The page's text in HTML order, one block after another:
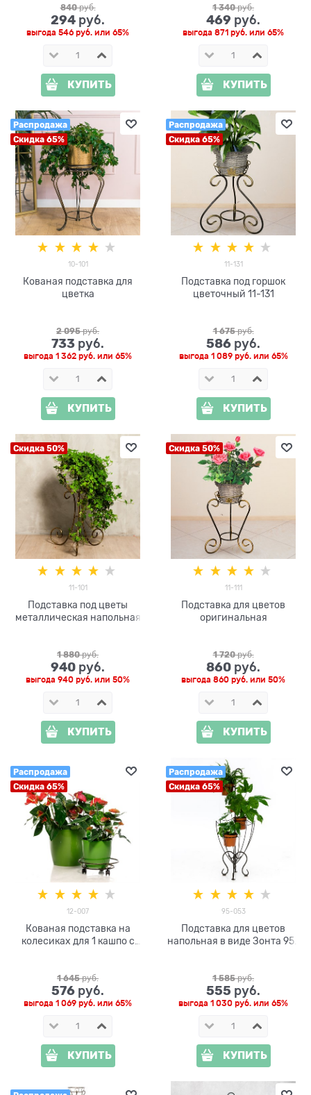
840 руб.
294 руб.
выгода 546 руб. или 65%
КУПИТЬ
1 340 руб.
469 руб.
выгода 871 руб. или 65%
КУПИТЬ
Распродажа
Скидка 65%
10-101
Кованая подставка для
цветка
2 095 руб.
733 руб.
выгода 1 362 руб. или 65%
КУПИТЬ
Распродажа
Скидка 65%
11-131
Подставка под горшок
цветочный 11-131
1 675 руб.
586 руб.
выгода 1 089 руб.или 65%
КУПИТЬ
Скидка 50%
11-101
Подставка под цветы
металлическая напольная
1 880 руб.
940 руб.
выгода 940 руб. или 50%
КУПИТЬ
Скидка 50%
11-111
Подставка для цветов
оригинальная
1 720 руб.
860 руб.
выгода 860 руб. или 50%
КУПИТЬ
Распродажа
Скидка 65%
12-007
Кованая подставка на
колесиках для 1 кашпо с
1 645 руб.
576 руб.
выгода 1 069 руб. или 65%
КУПИТЬ
Распродажа
Скидка 65%
95-053
Подставка для цветов
напольная в виде Зонта 95-
1 585 руб.
555 руб.
выгода 1 030 руб. или 65%
КУПИТЬ